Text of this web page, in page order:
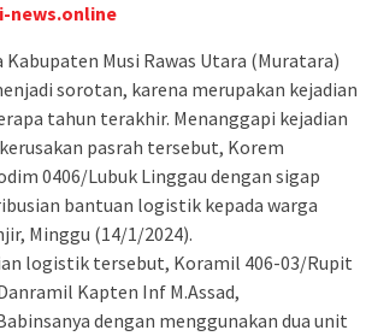
news.online
Musi Rawas Utara (Muratara)
sorotan, karena merupakan kejadian
tahun terakhir. Menanggapi kejadian
pasrah tersebut, Korem
0406/Lubuk Linggau dengan sigap
bantuan logistik kepada warga
Minggu (14/1/2024).
logistik tersebut, Koramil 406-03/Rupit
Kapten Inf M.Assad,
dengan menggunakan dua unit